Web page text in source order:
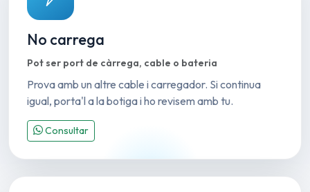
No carrega
Pot ser port de càrrega, cable o bateria
Prova amb un altre cable i carregador. Si continua
igual, porta'l a la botiga i ho revisem amb tu.
Consultar